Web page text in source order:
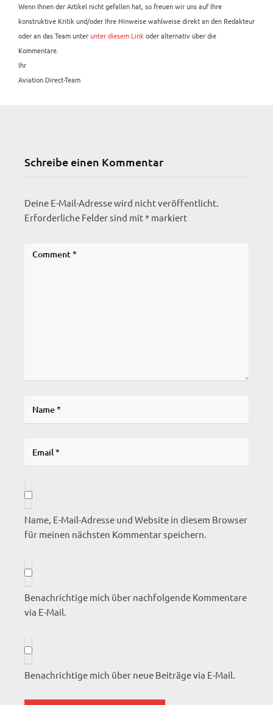
Wenn Ihnen der Artikel nicht gefallen hat, so freuen wir uns auf Ihre
konstruktive Kritik und/oder Ihre Hinweise wahlweise direkt an den Redakteur
oder an das Team unterunter diesem Link oder alternativ über die
Kommentare.
Ihr
Aviation.Direct-Team
Schreibe einen Kommentar
Deine E-Mail-Adresse wird nicht veröffentlicht.
Erforderliche Felder sind mit* markiert
Name, E-Mail-Adresse und Website in diesem Browser
für meinen nächsten Kommentar speichern.
Benachrichtige mich über nachfolgende Kommentare
via E-Mail.
Benachrichtige mich über neue Beiträge via E-Mail.